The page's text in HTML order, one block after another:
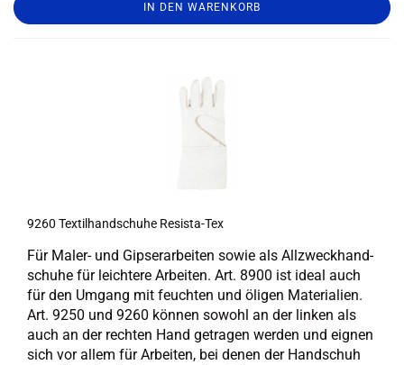
IN DEN WARENKORB
9260 Tex­til­hand­schu­he Resista-​​Tex
Für Maler-​ und Gip­ser­ar­bei­ten sowie als All­zweck­hand­
schu­he für leich­te­re Ar­bei­ten. Art. 8900 ist ideal auch
für den Um­gang mit feuch­ten und öli­gen Ma­te­ria­li­en.
Art. 9250 und 9260 kön­nen so­wohl an der lin­ken als
auch an der rech­ten Hand ge­tra­gen wer­den und eig­nen
sich vor allem für Ar­bei­ten, bei denen der Hand­schuh